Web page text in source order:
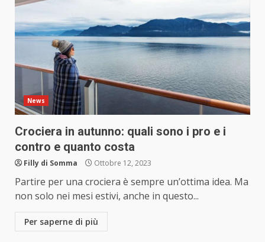
News
Crociera in autunno: quali sono i pro e i
contro e quanto costa
Filly di Somma Ottobre 12, 2023
Partire per una crociera è sempre un’ottima idea. Ma
non solo nei mesi estivi, anche in questo...
Per saperne di più